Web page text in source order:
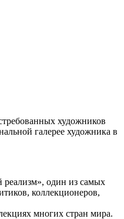
художников
галерее художника в
один из самых
коллекционеров,
многих стран мира.